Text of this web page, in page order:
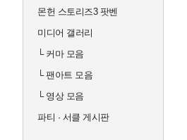
몬헌 스토리즈3 팟벤
미디어 갤러리
└커마 모음
└팬아트 모음
└영상 모음
파티 · 서클 게시판